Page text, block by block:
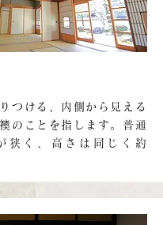
つける、内側から見える
のことを指します。普通
狭く、高さは同じく約